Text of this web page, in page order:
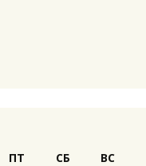
ПТ СБ
ВС